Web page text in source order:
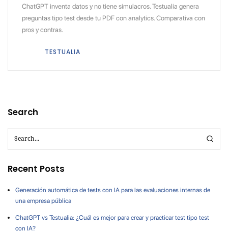
ChatGPT inventa datos y no tiene simulacros. Testualia genera
preguntas tipo test desde tu PDF con analytics. Comparativa con
pros y contras.
TESTUALIA
Search
Recent Posts
Generación automática de tests con IA para las evaluaciones internas de
una empresa pública
ChatGPT vs Testualia: ¿Cuál es mejor para crear y practicar test tipo test
con IA?